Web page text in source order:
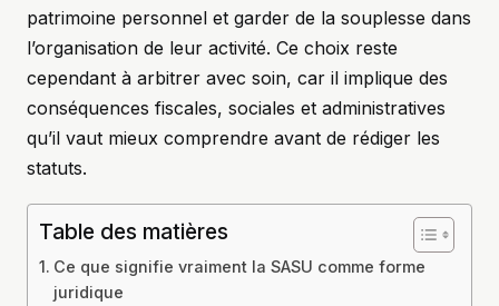
patrimoine personnel et garder de la souplesse dans
l’organisation de leur activité. Ce choix reste
cependant à arbitrer avec soin, car il implique des
conséquences fiscales, sociales et administratives
qu’il vaut mieux comprendre avant de rédiger les
statuts.
Table des matières
Ce que signifie vraiment la SASU comme forme
juridique